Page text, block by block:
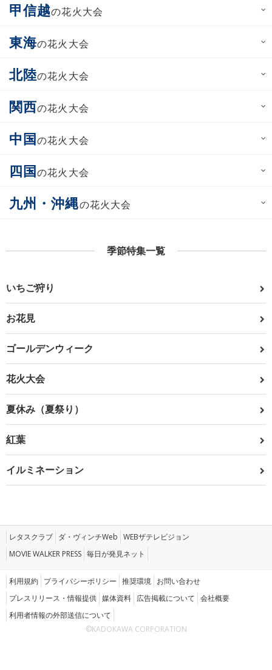
甲信越の花火大会
東海の花火大会
北陸の花火大会
関西の花火大会
中国の花火大会
四国の花火大会
九州・沖縄の花火大会
季節特集一覧
いちご狩り
お花見
ゴールデンウィーク
花火大会
夏休み（夏祭り）
紅葉
イルミネーション
レタスクラブ ダ・ヴィンチWeb WEBザテレビジョン
MOVIE WALKER PRESS 毎日が発見ネット
利用規約 プライバシーポリシー 推奨環境 お問い合わせ
プレスリリース・情報提供 媒体資料 広告掲載について 会社概要
利用者情報の外部送信について
©KADOKAWA CORPORATION